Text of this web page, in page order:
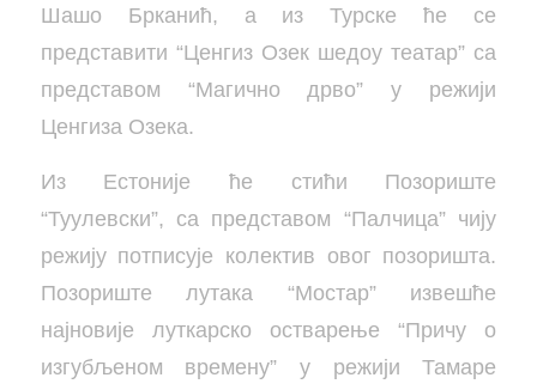
Шашо Брканић, а из Турске ће се
представити “Ценгиз Озек шедоу театар” са
представом “Магично дрво” у режији
Ценгиза Озека.
Из Естоније ће стићи Позориште
“Туулевски”, са представом “Палчица” чију
режију потписује колектив овог позоришта.
Позориште лутака “Мостар” извешће
најновије луткарско остварење “Причу о
изгубљеном времену” у режији Тамаре